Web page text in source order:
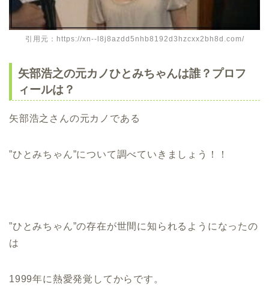
引用元：https://xn--l8j8azdd5nhb8192d3hzcxx2bh8d.com/
矢部浩之の元カノひとみちゃんは誰？プロフ
ィールは？
矢部浩之さんの元カノである
”ひとみちゃん”について調べていきましょう！！
”ひとみちゃん”の存在が世間に知られるようになったの
は
1999年に熱愛発覚してからです。